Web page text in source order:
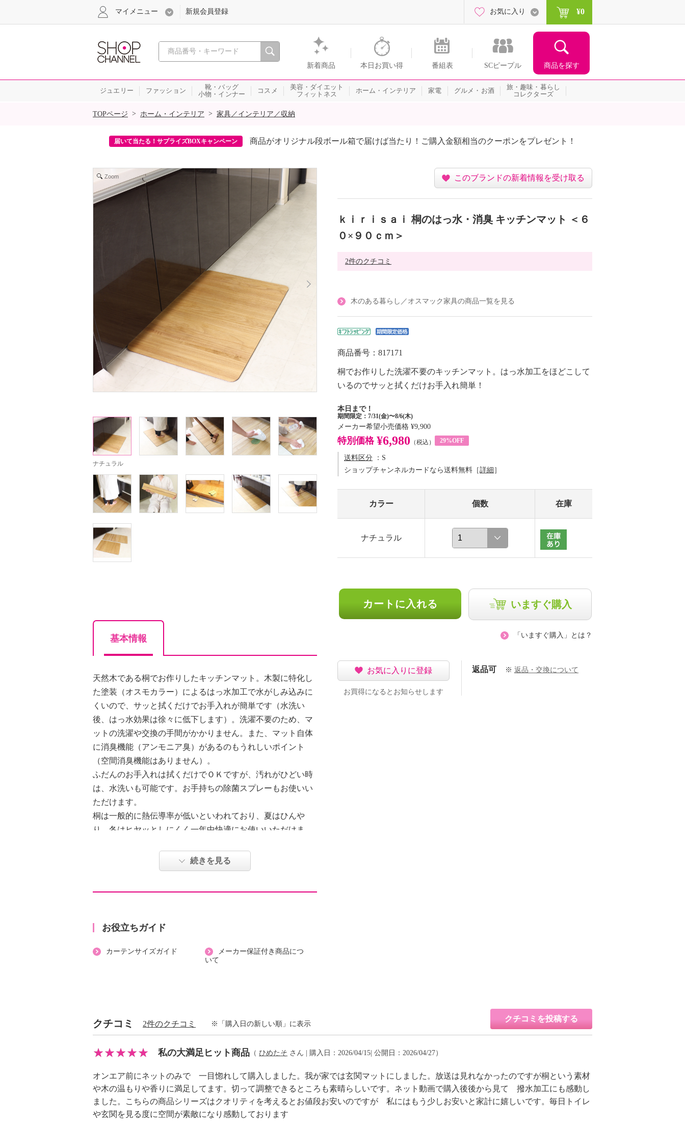
心おどる、瞬間を。通販・テレビショッピングのショップチャンネル
新着商品 本日お買い得 番組表 SCピープル 商品を探す
マイメニュー 新規会員登録 お気に入り ¥0
ジュエリー ファッション
靴・バッグ
小物・インナー
コスメ
美容・ダイエット
フィットネス
ホーム・インテリア 家電 グルメ・お酒
旅・趣味・暮らし
コレクターズ
SALE
TOPページ > ホーム・インテリア > 家具／インテリア／収納
届いて当たる！サプライズBOXキャンペーン 商品がオリジナル段ボール箱で届けば当たり！ご購入金額相当のクーポンをプレゼント！
Zoom
ナチュラル
基本情報
天然木である桐でお作りしたキッチンマット。木製に特化し
た塗装（オスモカラー）によるはっ水加工で水がしみ込みに
くいので、サッと拭くだけでお手入れが簡単です（水洗い
後、はっ水効果は徐々に低下します）。洗濯不要のため、マ
ットの洗濯や交換の手間がかかりません。また、マット自体
に消臭機能（アンモニア臭）があるのもうれしいポイント
（空間消臭機能はありません）。
ふだんのお手入れは拭くだけでＯＫですが、汚れがひどい時
は、水洗いも可能です。お手持ちの除菌スプレーもお使いい
ただけます。
桐は一般的に熱伝導率が低いといわれており、夏はひんや
り、冬はヒヤッとしにくく一年中快適にお使いいただけま
滑り止め付きでズレにくくなっています。キッチン以外にも
玄関や洗面所などでお使いいただくのもおすすめ。
で丸く削ってからご使用ください）。複数枚お求めいただけ
・約６０×９０ｃｍ
【重さ】
・約１，０００ｇ
・取扱説明書
【メンテナンス（ケアラベル）】
※詳細は取扱説明書を参照
【使用上の注意】
続きを見る
お役立ちガイド
カーテンサイズガイド
メーカー保証付き商品につ
いて
このブランドの新着情報を受け取る
ｋｉｒｉｓａｉ 桐のはっ水・消臭 キッチンマット ＜６
０×９０ｃｍ＞
2件のクチコミ
木のある暮らし／オスマック家具の商品一覧を見る
商品番号：817171
桐でお作りした洗濯不要のキッチンマット。はっ水加工をほどこして
いるのでサッと拭くだけお手入れ簡単！
本日まで！
期間限定：7/31(金)〜8/6(木)
メーカー希望小売価格 ¥9,900
特別価格 ¥6,980 （税込） 29%OFF
送料区分 ：S
ショップチャンネルカードなら送料無料［詳細 ］
カラー 個数 在庫
ナチュラル
カートに入れる いますぐ購入
「いますぐ購入」とは？
お気に入りに登録
お買得になるとお知らせします
返品可 ※ 返品・交換について
クチコミ 2件のクチコミ
クチコミを投稿する
※「購入日の新しい順」に表示
私の大満足ヒット商品 （ ひめたそ さん | 購入日：2026/04/15| 公開日：2026/04/27）
オンエア前にネットのみで 一目惚れして購入しました。我が家では玄関マットにしました。放送は見れなかったのですが桐という素材
や木の温もりや香りに満足してます。切って調整できるところも素晴らしいです。ネット動画で購入後後から見て 撥水加工にも感動し
ました。こちらの商品シリーズはクオリティを考えるとお値段お安いのですが 私にはもう少しお安いと家計に嬉しいです。毎日トイレ
や玄関を見る度に空間が素敵になり感動しております